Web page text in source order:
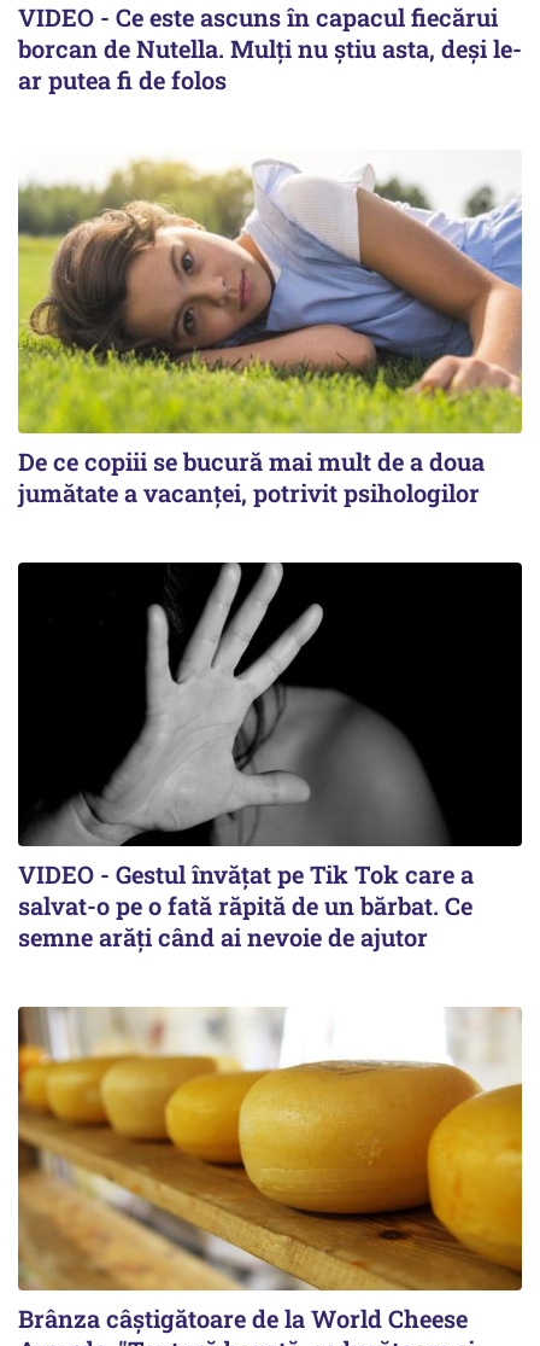
VIDEO - Ce este ascuns în capacul fiecărui
borcan de Nutella. Mulți nu știu asta, deși le-
ar putea fi de folos
De ce copiii se bucură mai mult de a doua
jumătate a vacanței, potrivit psihologilor
VIDEO - Gestul învățat pe Tik Tok care a
salvat-o pe o fată răpită de un bărbat. Ce
semne arăți când ai nevoie de ajutor
Brânza câștigătoare de la World Cheese